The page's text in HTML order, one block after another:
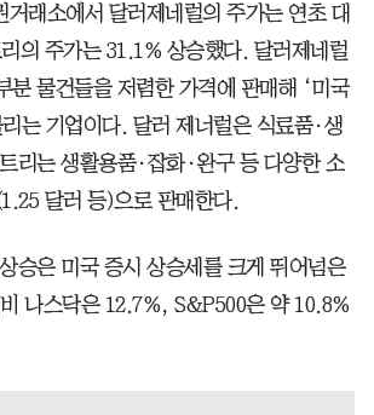
거래소에서 달러제네럴의 주가는 연초 대
의 주가는 31.1% 상승했다. 달러제네럴
분 물건들을 저렴한 가격에 판매해 ‘미국
는 기업이다. 달러 제너럴은 식료품·생
리는 생활용품·잡화·완구 등 다양한 소
달러 등)으로 판매한다.
승은 미국 증시 상승세를 크게 뛰어넘은
나스닥은 12.7%, S&P500은 약 10.8%